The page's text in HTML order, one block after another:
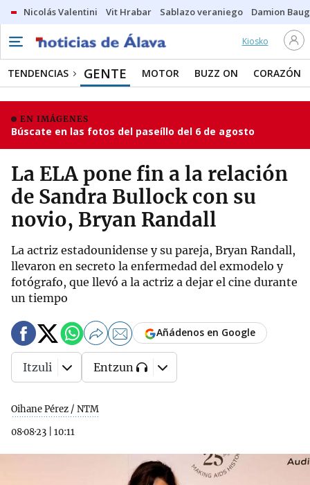
Nicolás Valentini Vit Hrabar Sablazo veraniego Damion
Kiosko
TENDENCIAS GENTE MOTOR BUZZ ON CORAZÓN
EN IMÁGENES
Búscate en las fotos del paseíllo del 6 de agosto
La ELA pone fin a la relación
de Sandra Bullock con su
novio, Bryan Randall
La actriz estadounidense y su pareja, Bryan Randall,
llevaron en secreto la enfermedad del exmodelo y
fotógrafo, que llevó a la actriz a dejar el cine durante
un tiempo
Oihane Pérez / NTM
08·08·23
10:11
Añádenos en Google
Itzuli Entzun